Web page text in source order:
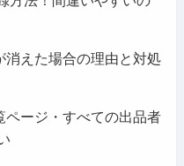
消えた場合の理由と対処
ページ・すべての出品者